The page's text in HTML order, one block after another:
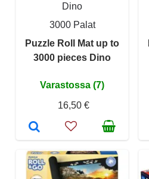
Dino
3000 Palat
Puzzle Roll Mat up to
3000 pieces Dino
Varastossa (7)
16,50 €